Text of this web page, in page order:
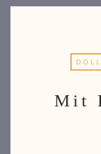
Mit